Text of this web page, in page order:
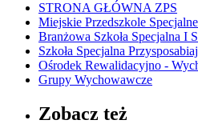
STRONA GŁÓWNA ZPS
Miejskie Przedszkole
Branżowa Szkoła Specjalna I
Szkoła Specjalna
Ośrodek Rewalidacyjno -
Grupy Wychowawcze
Zobacz też